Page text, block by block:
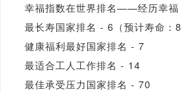
幸福指数在世界排名——经历幸
最长寿国家排名 - 6（预计寿命：
健康福利最好国家排名 - 7
最适合工人工作排名 - 14
最佳承受压力国家排名 - 70